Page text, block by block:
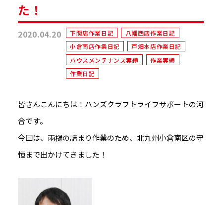
た！
2020.04.20 下関店作業日記
八幡西店作業日記
小倉南店作業日記
戸畑本店作業日記
ハウスメンテナンス実績
作業実績
作業日記
皆さんこんにちは！ハンズクラフトライフサポートの河
合です。
今回は、雨樋の詰まり作業のため、北九州小倉南区の守
恒まで出かけてきました！